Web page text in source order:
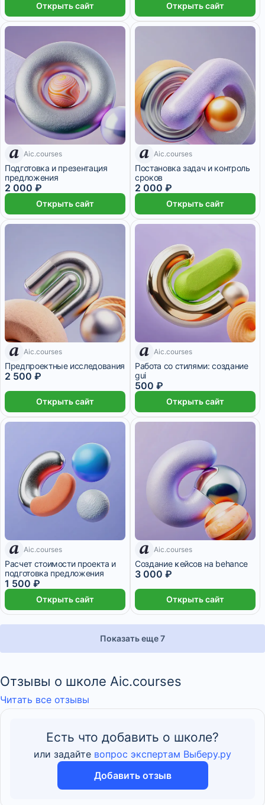
Открыть сайт Открыть сайт
7 днейAic.courses
Подготовка и презентация
предложения
2 000 ₽
Открыть сайт
7 днейAic.courses
Постановка задач и контроль
сроков
2 000 ₽
Открыть сайт
7 днейAic.courses
Предпроектные исследования
2 500 ₽
Открыть сайт
7 днейAic.courses
Работа со стилями: создание
gui
500 ₽
Открыть сайт
7 днейAic.courses
Расчет стоимости проекта и
подготовка предложения
1 500 ₽
Открыть сайт
7 днейAic.courses
Создание ĸейсов на behance
3 000 ₽
Открыть сайт
Показать еще 7
Отзывы о школе Aic.courses
Читать все отзывы
Есть что добавить о школе?
или задайте вопрос экспертам Выберу.ру
Добавить отзыв